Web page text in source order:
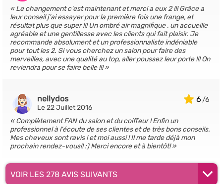
Le changement c'est maintenant et merci a eux 2 !!! Grâce a
leur conseil j'ai essayer pour la première fois une frange, et
résultat plus que super !!! Un ombré air magnifique , un accueille
agréable et une gentillesse avec les clients qui fait plaisir. Je
recommande absolument et un professionnaliste indéniable
pour tout les 2. Si vous cherchez un salon pour faire des
merveilles, avec une qualité au top, aller poussez leur porte !!! On
reviendra pour se faire belle !!!
6
nellydos
Le 22 Juillet 2016
Complètement FAN du salon et du coiffeur ! Enfin un
professionnel à l'écoute de ses clientes et de très bons conseils.
Mes cheveux sont ravis ! et moi aussi ! Il me tarde déjà mon
prochain rendez-vous!! :) Merci encore et à bientôt!
VOIR LES 278 AVIS SUIVANTS